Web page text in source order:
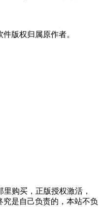
版权归属原作者。
里购买，正版授权激活，
是自己负责的，本站不负